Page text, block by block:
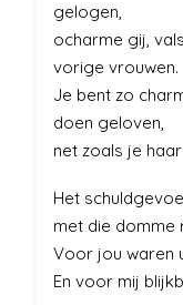
gelogen,
ocharme gij,
vorige vrouwen.
Je bent zo
doen geloven,
net zoals je
Het
met die domme
Voor jou waren
En voor mij